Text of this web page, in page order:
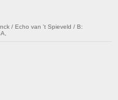
/ Echo van 't Spieveld / B: